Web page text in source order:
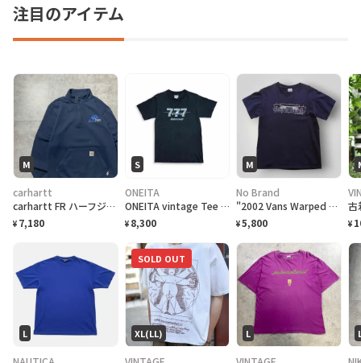
注目のアイテム
M
carhartt
carhartt FR ハーフジップ 刺繍企業ロゴ ネイビー スウェット
¥ 7,180
S
ONEITA
ONEITA vintage Tee シングルステッチ Tシャツ BOEING ボーイング
¥ 8,300
M
No Brand
"2002 Vans Warped Tour" T-Shirt バンズ ワープドツアーTシャツ [M]
¥5,800 ¥
L XL(LL)
SOLD OUT
L